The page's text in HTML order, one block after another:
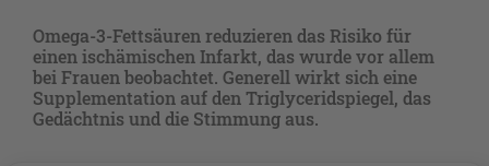
Omega-3-Fettsäuren reduzieren das Risiko für
einen ischämischen Infarkt, das wurde vor allem
bei Frauen beobachtet. Generell wirkt sich eine
Supplementation auf den Triglyceridspiegel, das
Gedächtnis und die Stimmung aus.